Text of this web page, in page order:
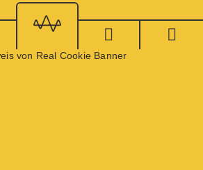
von Real Cookie Banner